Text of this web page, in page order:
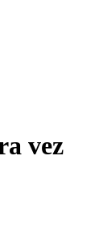
vez